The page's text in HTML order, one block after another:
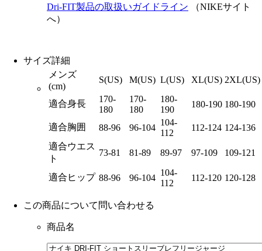
Dri-FIT製品の取扱いガイドライン （NIKEサイト
へ）
サイズ詳細
メンズ
(cm)
S(US) M(US) L(US) XL(US) 2XL(US)
適合身長
170-
180
170-
180
180-
190
180-190 180-190
適合胸囲 88-96 96-104
104-
112
112-124 124-136
適合ウエス
ト
73-81 81-89 89-97 97-109 109-121
適合ヒップ 88-96 96-104
104-
112
112-120 120-128
この商品について問い合わせる
商品名